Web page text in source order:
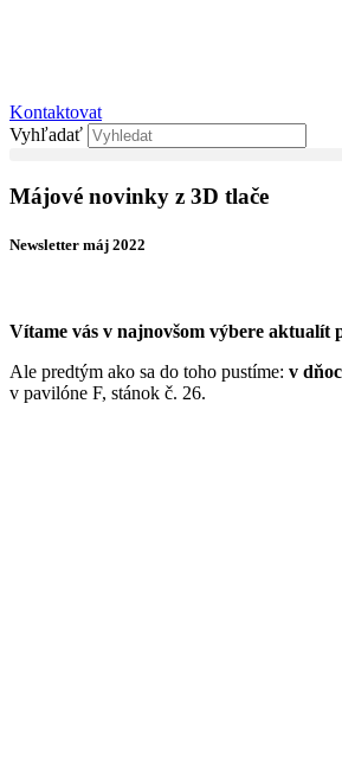
Kontaktovat
Vyhľadať
Májové novinky z 3D tlače
Newsletter máj 2022
Vítame vás v najnovšom výbere
Ale predtým ako sa do toho pustíme: v
v pavilóne F, stánok č. 26.